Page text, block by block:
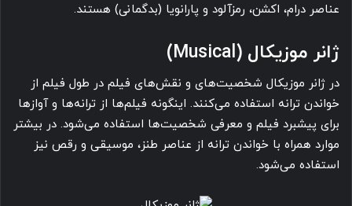
عناصر درام، اکشن، رمزآلود و پارانویا (بدگمانی) هستند.
ژانر موزیکال (Musical)
در ژانر موزیکال شخصیت‌های و نقش‌های فیلم در طول فیلم از
خواندن ترانه استفاده می‌کنند. اینگونه فیلم‌ها از ترانه‌ها و آوازها
برای پیشبرد فیلم و معرفی شخصیت‌ها استفاده می‌شود. در بیشتر
موارد همراه با خواندن ترانه از عناصر طنز، موسیقی و رقص نیز
استفاده می‌شود.